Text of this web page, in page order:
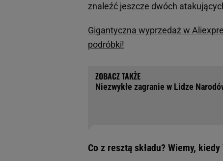
znaleźć jeszcze dwóch
Gigantyczna wyprzedaż w
podróbki!
Niezwykłe zagranie w Lidze
Co z resztą składu? Wiemy,